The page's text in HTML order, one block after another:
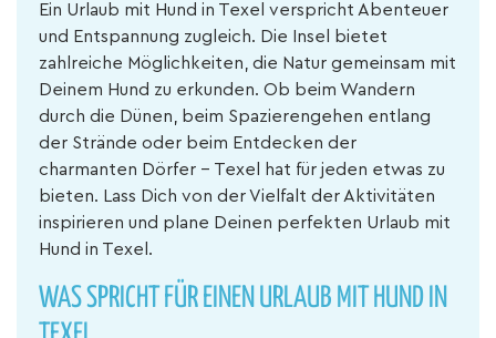
Ein Urlaub mit Hund in Texel verspricht Abenteuer
und Entspannung zugleich. Die Insel bietet
zahlreiche Möglichkeiten, die Natur gemeinsam mit
Deinem Hund zu erkunden. Ob beim Wandern
durch die Dünen, beim Spazierengehen entlang
der Strände oder beim Entdecken der
charmanten Dörfer – Texel hat für jeden etwas zu
bieten. Lass Dich von der Vielfalt der Aktivitäten
inspirieren und plane Deinen perfekten Urlaub mit
Hund in Texel.
WAS SPRICHT FÜR EINEN URLAUB MIT HUND IN